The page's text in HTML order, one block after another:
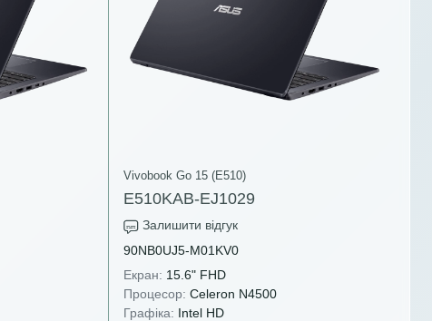
Vivobook Go 15 (E510)
E510KAB-EJ1029
Залишити відгук
90NB0UJ5-M01KV0
Екран: 15.6" FHD
Процесор: Celeron N4500
Графіка: Intel HD